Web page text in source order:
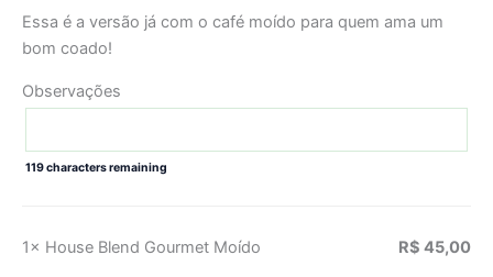
Essa é a versão já com o café moído para quem ama um
bom coado!
Observações
119characters remaining
1× House Blend Gourmet Moído R$ 45,00